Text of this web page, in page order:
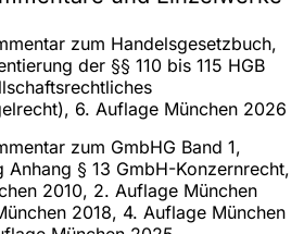
des Mannheimer Morgens
Energie AG im Rahmen von
u.a. von
Energie AG im Rahmen der
Beteiligung an der
Süddeutschland GmbH in
energierechtlicher Hinsicht
Hotline im Rahmen des BASF-
zum Handelsgesetzbuch,
der §§ 110 bis 115 HGB
6. Auflage München 2026
zum GmbHG Band 1,
Anhang § 13 GmbH-Konzernrecht,
2010, 2. Auflage München
2018, 4. Auflage München